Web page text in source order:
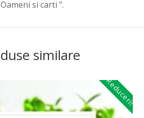
si carti ".
similare
Reduceri!